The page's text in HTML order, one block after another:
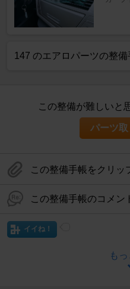
147 のエアロパーツの整備
この整備が難しいと
パーツ
この整備手帳をクリッ
この整備手帳のコメン
イイね！
も